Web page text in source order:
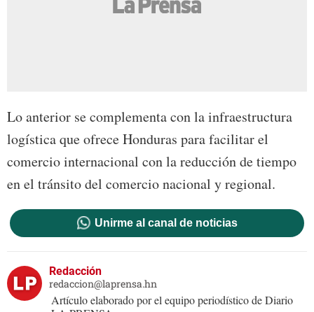
Lo anterior se complementa con la infraestructura
logística que ofrece Honduras para facilitar el
comercio internacional con la reducción de tiempo
en el tránsito del comercio nacional y regional.
Unirme al canal de noticias
Redacción
redaccion@laprensa.hn
Artículo elaborado por el equipo periodístico de Diario